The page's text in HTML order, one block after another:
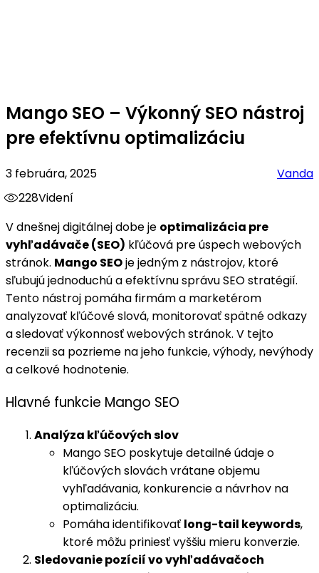
Mango SEO – Výkonný SEO nástroj
pre efektívnu optimalizáciu
3 februára, 2025
Vanda
228Videní
V dnešnej digitálnej dobe je optimalizácia pre
vyhľadávače (SEO) kľúčová pre úspech webových
stránok. Mango SEOje jedným z nástrojov, ktoré
sľubujú jednoduchú a efektívnu správu SEO stratégií.
Tento nástroj pomáha firmám a marketérom
analyzovať kľúčové slová, monitorovať spätné odkazy
a sledovať výkonnosť webových stránok. V tejto
recenzii sa pozrieme na jeho funkcie, výhody, nevýhody
a celkové hodnotenie.
Hlavné funkcie Mango SEO
Analýza kľúčových slov
Mango SEO poskytuje detailné údaje o
kľúčových slovách vrátane objemu
vyhľadávania, konkurencie a návrhov na
optimalizáciu.
Pomáha identifikovať long-tail keywords,
ktoré môžu priniesť vyššiu mieru konverzie.
Sledovanie pozícií vo vyhľadávačoch